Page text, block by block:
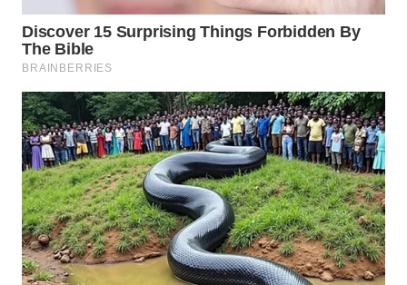
WN DELI
SERDANG
WN
TEBING
TINGGI
WN
PAKPAK
WN
KARAWANG